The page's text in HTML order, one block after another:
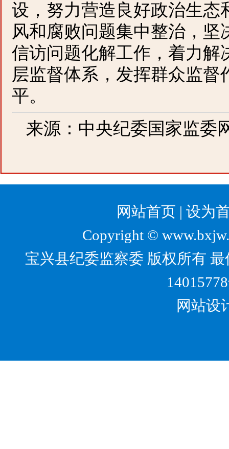
设，努力营造良好政治生态
风和腐败问题集中整治，坚
信访问题化解工作，着力解
层监督体系，发挥群众监
平。
来源：中央纪委国家监委
网站首页 | 设为
Copyright ©
宝兴县纪委监察委 版权所有
网站设